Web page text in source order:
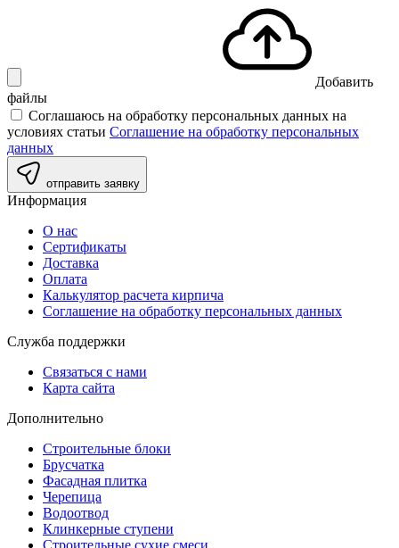
Добавить
файлы
Соглашаюсь на обработку персональных данных на
условиях статьи Соглашение на обработку персональных
данных
отправить заявку
Информация
О нас
Сертификаты
Доставка
Оплата
Калькулятор расчета кирпича
Соглашение на обработку персональных данных
Служба поддержки
Связаться с нами
Карта сайта
Дополнительно
Строительные блоки
Брусчатка
Фасадная плитка
Черепица
Водоотвод
Клинкерные ступени
Строительные сухие смеси